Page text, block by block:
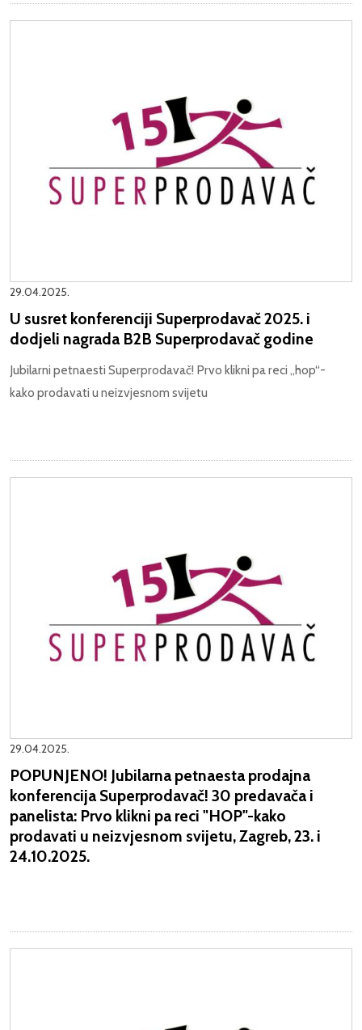
29.04.2025.
U susret konferenciji Superprodavač 2025. i
dodjeli nagrada B2B Superprodavač godine
Jubilarni petnaesti Superprodavač! Prvo klikni pa reci „hop“-
kako prodavati u neizvjesnom svijetu
29.04.2025.
POPUNJENO! Jubilarna petnaesta prodajna
konferencija Superprodavač! 30 predavača i
panelista: Prvo klikni pa reci "HOP"-kako
prodavati u neizvjesnom svijetu, Zagreb, 23. i
24.10.2025.